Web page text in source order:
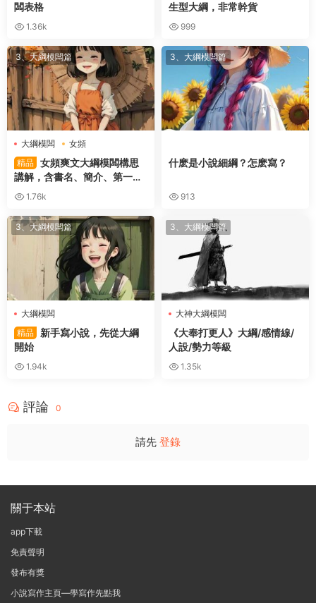
闆表格
1.36k
生型大綱，非常幹貨
999
3、大綱模闆篇
大綱模闆
女頻
精品 女頻爽文大綱模闆構思
講解，含書名、簡介、第一章
等教程
1.76k
3、大綱模闆篇
什麽是小說細綱？怎麽寫？
913
3、大綱模闆篇
大綱模闆
精品
新手寫小說，先從大綱
開始
1.94k
3、大綱模闆篇
大神大綱模闆
《大奉打更人》大綱/感情線/
人設/勢力等級
1.35k
評論 0
請先 登錄
關于本站
app下載
免責聲明
發布有獎
小說寫作主頁—學寫作先點我